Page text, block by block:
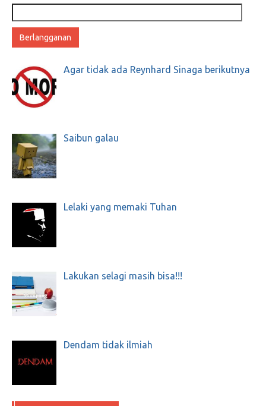
email
Agar tidak ada Reynhard Sinaga berikutnya
Saibun galau
Lelaki yang memaki Tuhan
Lakukan selagi masih bisa!!!
Dendam tidak ilmiah